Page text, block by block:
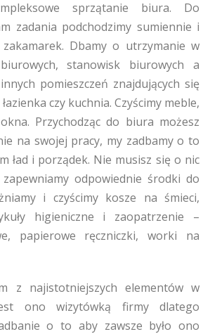
sprzątanie biura. Do
zadania podchodzimy sumiennie i
Dbamy o utrzymanie w
stanowisk biurowych a
pomieszczeń znajdujących się
czy kuchnia. Czyścimy meble,
Przychodząc do biura możesz
na swojej pracy, my zadbamy o to
ład i porządek. Nie musisz się o nic
odpowiednie środki do
i czyścimy kosze na śmieci,
higieniczne i zaopatrzenie –
papierowe ręczniczki, worki na
z najistotniejszych elementów w
ono wizytówką firmy dlatego
o to aby zawsze było ono